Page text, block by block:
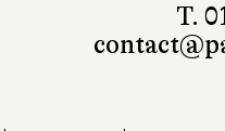
T.